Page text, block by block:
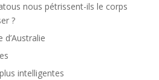
nous pétrissent-ils le corps
?
d’Australie
intelligentes